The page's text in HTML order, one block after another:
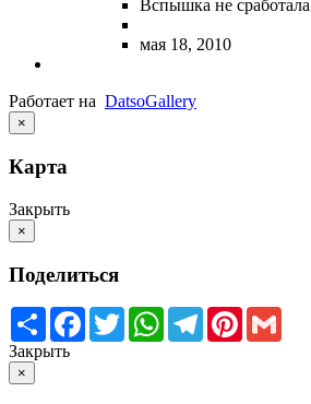
Вспышка не сработала
мая 18, 2010
Работает на DatsoGallery
×
Карта
Закрыть
×
Поделиться
Share Facebook
TwitterWhatsApp
TelegramPinterest
Закрыть
×